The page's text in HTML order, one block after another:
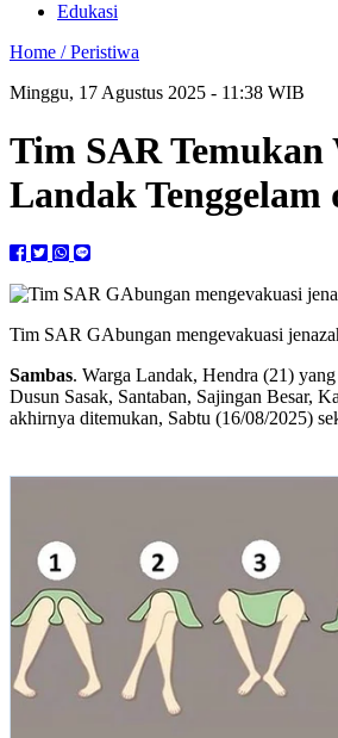
Edukasi
Home /Peristiwa
Minggu, 17 Agustus 2025 - 11:38 WIB
Tim SAR Temukan
Landak Tenggelam
Tim SAR GAbungan mengevakuasi
Sambas. Warga Landak, Hendra (21)
Dusun Sasak, Santaban, Sajingan Besar,
akhirnya ditemukan, Sabtu (16/08/2025)